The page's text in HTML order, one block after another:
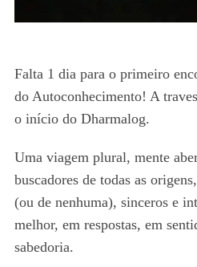
Falta 1 dia para o primeiro
do Autoconhecimento! A
o início do Dharmalog.
Uma viagem plural, mente
buscadores de todas as
(ou de nenhuma), sinceros e
melhor, em respostas, em
sabedoria.